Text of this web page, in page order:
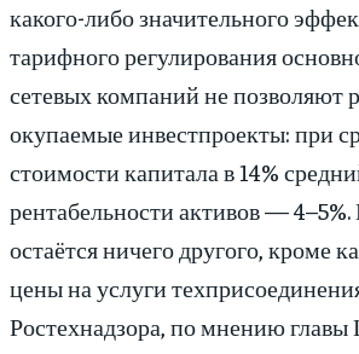
какого-либо значительного
тарифного регулирования
сетевых компаний не позволяют
окупаемые инвестпроекты: при
стоимости капитала в 14%
рентабельности активов —
остаётся ничего другого, кроме
цены на услуги
Ростехнадзора, по мнению главы